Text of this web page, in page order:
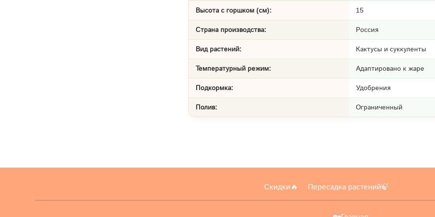
Высота с горшком (см): 15
Страна производства: Россия
Вид растений: Кактусы и суккуленты
Температурный режим: Адаптировано к жаре
Подкормка: Удобрения
Полив: Ограниченный
Скидки🔥 Пересадка растений🍃